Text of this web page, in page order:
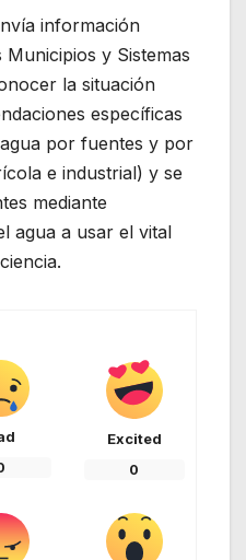
información
y Sistemas
la situación
específicas
por fuentes y por
e industrial) y se
mediante
agua a usar el vital
Excited
0